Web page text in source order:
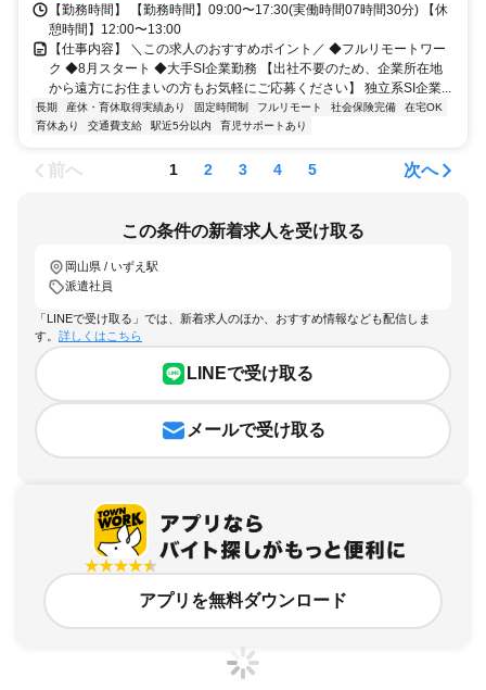
【勤務時間】 【勤務時間】09:00〜17:30(実働時間07時間30分) 【休
憩時間】12:00〜13:00
【仕事内容】 ＼この求人のおすすめポイント／ ◆フルリモートワー
ク ◆8月スタート ◆大手SI企業勤務 【出社不要のため、企業所在地
から遠方にお住まいの方もお気軽にご応募ください】 独立系SI企業...
長期 産休・育休取得実績あり 固定時間制 フルリモート 社会保険完備
在宅OK
育休あり
交通費支給 駅近5分以内 育児サポートあり
前へ 1 2 3 4 5 次へ
この条件の新着求人を受け取る
岡山県 / いずえ駅
派遣社員
「LINEで受け取る」では、新着求人のほか、おすすめ情報なども配信しま
す。 詳しくはこちら
LINEで受け取る
メールで受け取る
アプリを無料ダウンロード